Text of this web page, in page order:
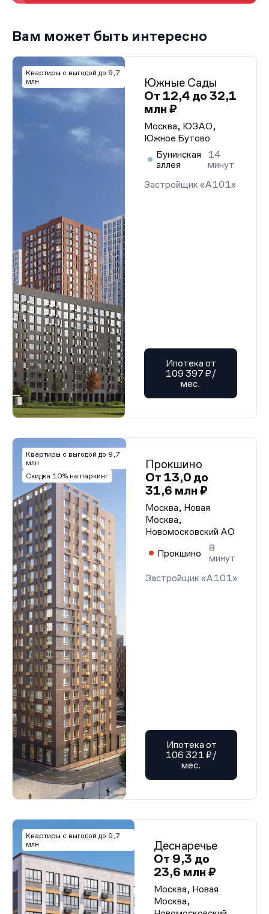
Вам может быть интересно
Квартиры с выгодой до 9,7
млн
Южные Сады
От 12,4 до 32,1
млн ₽
Москва, ЮЗАО,
Южное Бутово
Бунинская
аллея
14
минут
Застройщик «А101»
Ипотека от
109 397 ₽/
мес.
Квартиры с выгодой до 9,7
млн
Скидка 10% на паркинг
Прокшино
От 13,0 до
31,6 млн ₽
Москва, Новая
Москва,
Новомосковский АО
Прокшино
8
минут
Застройщик «А101»
Ипотека от
106 321 ₽/
мес.
Квартиры с выгодой до 9,7
млн
Деснаречье
От 9,3 до
23,6 млн ₽
Москва, Новая
Москва,